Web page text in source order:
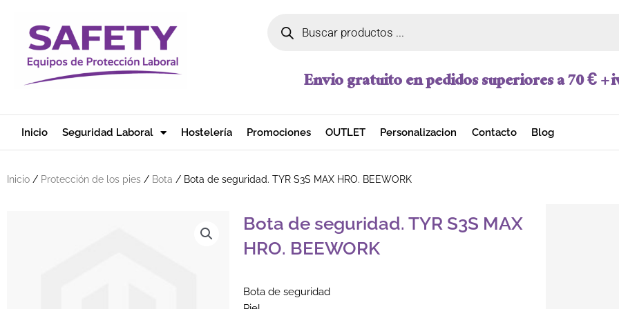
Envio gratuito en pedidos superiores a 70 € +
Inicio Seguridad Laboral Hostelería Promociones OUTLET Personalizacion Contacto Blog
Inicio / Protección de los pies / Bota / Bota de seguridad. TYR S3S MAX HRO. BEEWORK
Bota de seguridad. TYR S3S MAX
HRO. BEEWORK
Bota de seguridad